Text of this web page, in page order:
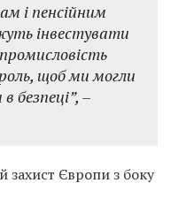
і пенсійним
інвестувати
щоб ми могли
безпеці”, –
захист Європи з боку